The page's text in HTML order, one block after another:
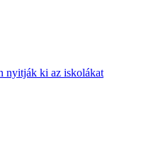
nyitják ki az iskolákat